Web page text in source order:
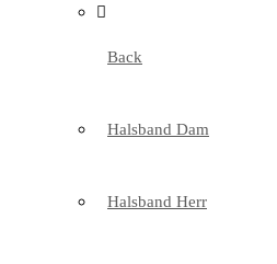
Back
Halsband Dam
Halsband Herr